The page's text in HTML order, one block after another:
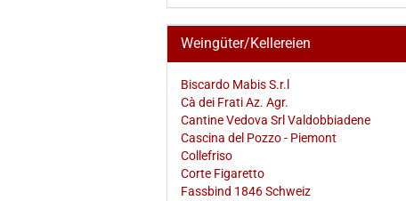
Weingüter/Kellereien
Biscardo Mabis S.r.l
Cà dei Frati Az. Agr.
Cantine Vedova Srl Valdobbiadene
Cascina del Pozzo - Piemont
Collefriso
Corte Figaretto
Fassbind 1846 Schweiz